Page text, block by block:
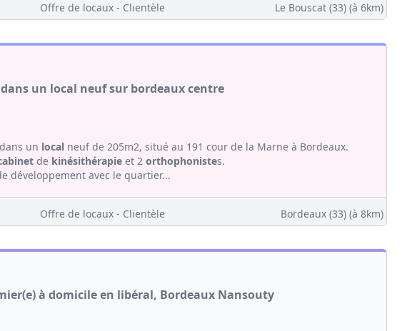
Offre de locaux - Clientèle Le Bouscat (33)(à 6km)
un local neuf sur bordeaux centre
un local neuf de 205m2, situé au 191 cour de la Marne à Bordeaux.
de kinésithérapie et 2 orthophonistes.
développement avec le quartier...
Offre de locaux - Clientèle Bordeaux (33)(à 8km)
à domicile en libéral, Bordeaux Nansouty